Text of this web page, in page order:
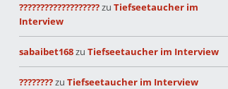
???????????????????zuTiefseetaucher im
Interview
sabaibet168zuTiefseetaucher im Interview
????????zuTiefseetaucher im Interview